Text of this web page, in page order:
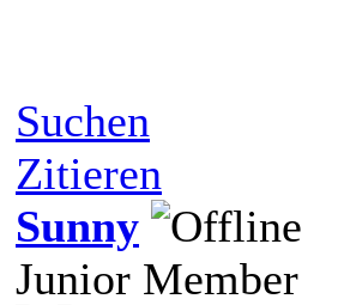
Suchen
Zitieren
Sunny
Junior Member